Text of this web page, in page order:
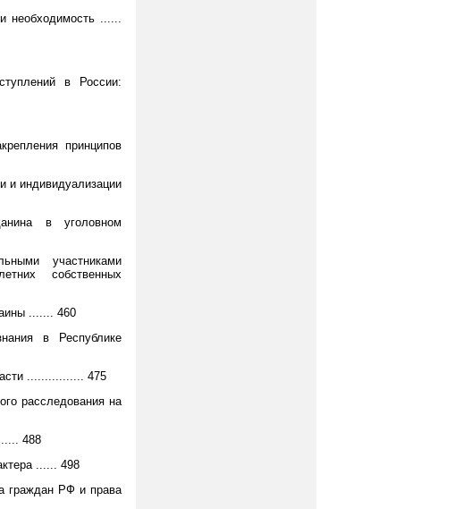
необходимость ......
в России:
принципов
и индивидуализации
в уголовном
участниками
собственных
....... 460
в Республике
................ 475
расследования на
488
...... 498
граждан РФ и права